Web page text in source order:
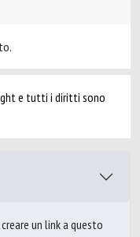
e tutti i diritti sono
un link a questo